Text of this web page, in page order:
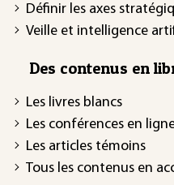
Définir les axes
Veille et intelligence
Des contenus en
Les livres blancs
Les conférences en
Les articles témoins
Tous les contenus en